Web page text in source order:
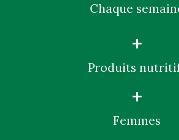
Chaque
Produits
+
Femmes
+